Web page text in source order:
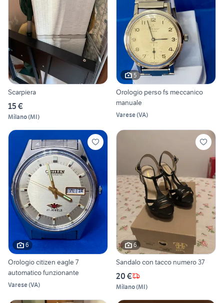
Scarpiera
15 €
Milano(MI)
5
Orologio perso fs meccanico
manuale
Varese(VA)
6
Orologio citizen eagle 7
automatico funzionante
Varese(VA)
6
Sandalo con tacco numero 37
20 €
Milano(MI)